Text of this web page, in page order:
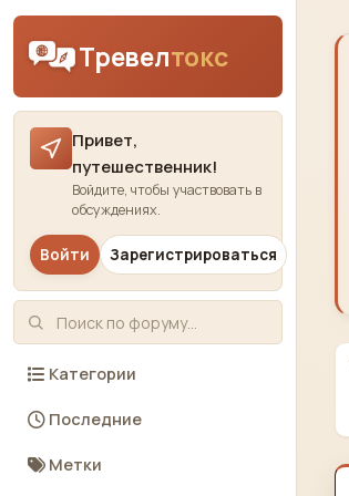
Skip to content
Тревелтокс
Привет,
путешественник!
Войдите, чтобы участвовать в
обсуждениях.
Войти Зарегистрироваться
Категории
Последние
Метки